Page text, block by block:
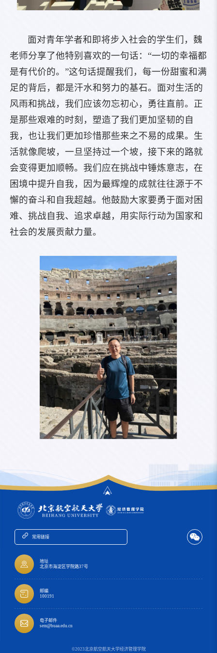
面对青年学者和即将步入社会的学生们，魏
老师分享了他特别喜欢的一句话：“一切的幸福都
是有代价的。”这句话提醒我们，每一份甜蜜和满
足的背后，都是汗水和努力的基石。面对生活的
风雨和挑战，我们应该勿忘初心，勇往直前。正
是那些艰难的时刻，塑造了我们更加坚韧的自
我，也让我们更加珍惜那些来之不易的成果。生
活就像爬坡，一旦坚持过一个坡，接下来的路就
会变得更加顺畅。我们应在挑战中锤炼意志，在
困境中提升自我，因为最辉煌的成就往往源于不
懈的奋斗和自我超越。他鼓励大家要勇于面对困
难、挑战自我、追求卓越，用实际行动为国家和
社会的发展贡献力量。
常用链接
地址
北京市海淀区学院路37号
邮编
100191
电子邮件
sem@buaa.edu.cn
©2023北京航空航天大学经济管理学院